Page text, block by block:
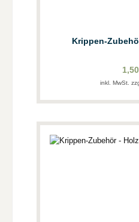
Krippen-
inkl. MwSt.